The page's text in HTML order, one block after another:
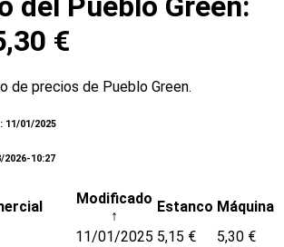
€
de precios de Pueblo Green.
01/2025
10:27
Modificado
↑
Estanco Máquina
11/01/2025 5,15 €
5,30 €